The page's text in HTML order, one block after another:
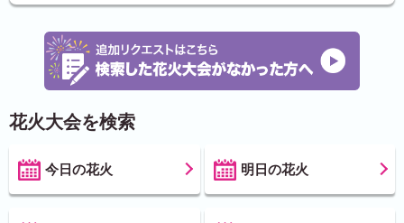
花火大会を検索
今日の花火 明日の花火